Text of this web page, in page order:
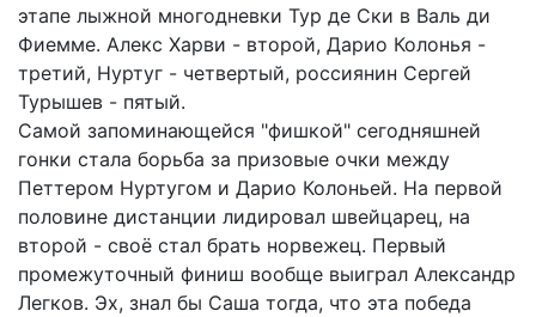
этапе лыжной многодневки Тур де Ски в Валь ди
Фиемме. Алекс Харви - второй, Дарио Колонья -
третий, Нуртуг - четвертый, россиянин Сергей
Турышев - пятый.
Самой запоминающейся "фишкой" сегодняшней
гонки стала борьба за призовые очки между
Петтером Нуртугом и Дарио Колоньей. На первой
половине дистанции лидировал швейцарец, на
второй - своё стал брать норвежец. Первый
промежуточный финиш вообще выиграл Александр
Легков. Эх, знал бы Саша тогда, что эта победа